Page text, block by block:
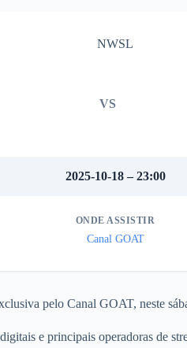
NWSL
VS
2025-10-18 – 23:00
ONDE ASSISTIR
Canal GOAT
pelo Canal GOAT, neste
e principais operadoras de